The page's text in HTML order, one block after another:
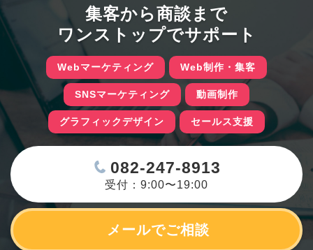
集客から商談まで
ワンストップでサポート
Webマーケティング Web制作・集客
SNSマーケティング 動画制作
グラフィックデザイン セールス支援
082-247-8913
受付：9:00〜19:00
メールでご相談